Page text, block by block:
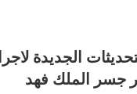
الجديدة
جسر الملك فهد